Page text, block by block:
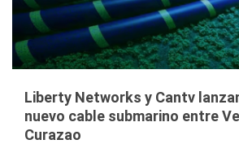
Liberty Networks y Cantv
nuevo cable submarino entre
Curazao